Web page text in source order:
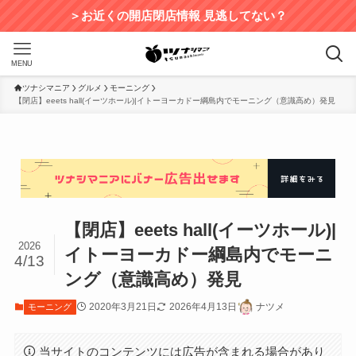
＞お近くの開店閉店情報 見逃してない？
MENU
ツナシマニア グルメ
モーニング
【閉店】eeets hall(イーツホール)|イトーヨーカドー綱島内でモーニング（意識高め）発見
【閉店】eeets hall(イーツホール)|
イトーヨーカドー綱島内でモーニ
ング（意識高め）発見
2026
4/13
モーニング 2020年3月21日 2026年4月13日 ナツメ
当サイトのコンテンツには広告が含まれる場合があり